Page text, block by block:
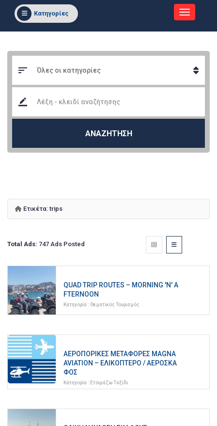
Κατηγορίες
ΑΝΑΖΗΤΗΣΗ
Ετικέτα:trips
Total Ads: 747 Ads Posted
QUAD TRIP ROUTES – MORNING 'N' A
FTERNOON
Κατηγορία : Θεματικός Τουρισμός
ΑΕΡΟΠΟΡΙΚΈΣ ΜΕΤΑΦΟΡΈΣ MAGNA
AVIATION – ΕΛΙΚΌΠΤΕΡΟ / ΑΕΡΟΣΚΆ
ΦΟΣ
Κατηγορία : Ετοιμάζω Ταξίδι